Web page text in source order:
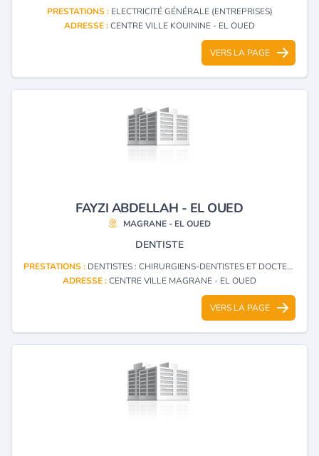
PRESTATIONS : ELECTRICITÉ GÉNÉRALE (ENTREPRISES)
ADRESSE :CENTRE VILLE KOUININE - EL OUED
VERS LA PAGE
FAYZI ABDELLAH - EL OUED
MAGRANE - EL OUED
DENTISTE
PRESTATIONS : DENTISTES : CHIRURGIENS-DENTISTES ET DOCTEURS EN CHIRURGIE DENTAIRE
ADRESSE :CENTRE VILLE MAGRANE - EL OUED
VERS LA PAGE